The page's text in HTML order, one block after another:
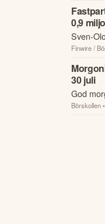
0,9
Sven-
Finwire /
30 juli
God
nattens
Börskollen